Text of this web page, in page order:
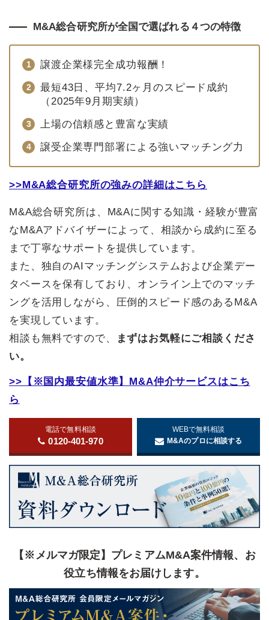
M&A総合研究所が全国で選ばれる４つの特徴
譲渡企業様完全成功報酬！
最短43日、平均7.2ヶ月のスピード成約
（2025年9月期実績）
上場の信頼感と豊富な実績
譲受企業専門部署による強いマッチング力
>>M&A総合研究所の強みの詳細はこちら
M&A総合研究所は、M&Aに関する知識・経験が豊富
なM&Aアドバイザーによって、相談から成約に至る
まで丁寧なサポートを提供しています。
また、独自のAIマッチングシステムおよび企業デー
タベースを保有しており、オンライン上でのマッチ
ングを活用しながら、圧倒的スピード感のあるM&A
を実現しています。
相談も無料ですので、
まずはお気軽にご相談くださ
い。
>>【※国内最安値水準】M&A仲介サービスはこち
ら
電話で無料相談
0120-401-970
WEBで無料相談
M&Aのプロに相談する
【※メルマガ限定】プレミアムM&A案件情報、お
役立ち情報をお届けします。